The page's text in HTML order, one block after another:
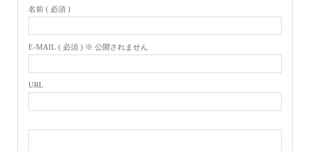
名前 ( 必須 )
E-MAIL ( 必須 ) ※ 公開されません
URL